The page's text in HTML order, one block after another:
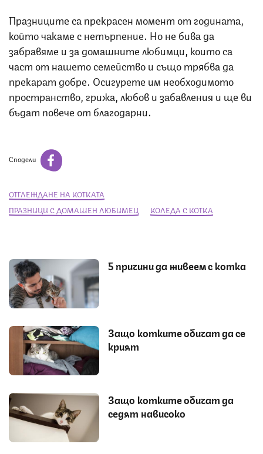
Празниците са прекрасен момент от годината,
който чакаме с нетърпение. Но не бива да
забравяме и за домашните любимци, които са
част от нашето семейство и също трябва да
прекарат добре. Осигурете им необходимото
пространство, грижа, любов и забавления и ще ви
бъдат повече от благодарни.
Сподели
ОТГЛЕЖДАНЕ НА КОТКАТА
ПРАЗНИЦИ С ДОМАШЕН ЛЮБИМЕЦ
КОЛЕДА С КОТКА
5 причини да живеем с котка
Защо котките обичат да се
крият
Защо котките обичат да
седят нависоко